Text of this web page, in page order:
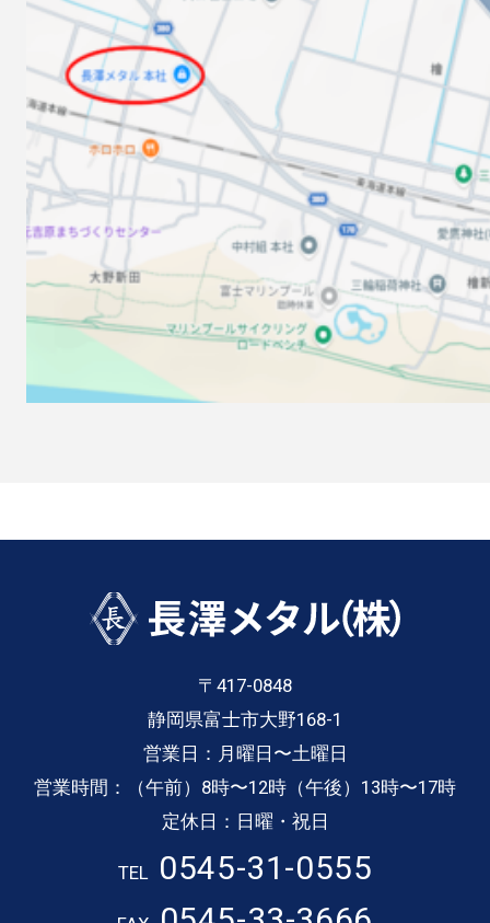
〒417-0848
静岡県富士市大野168-1
営業日：月曜日〜土曜日
営業時間：（午前）8時〜12時（午後）13時〜17時
定休日：日曜・祝日
TEL 0545-31-0555